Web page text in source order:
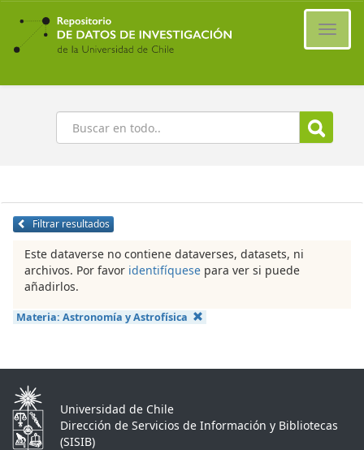
Ir
contenido
principal
Buscar
Filtrar resultados
Este dataverse no contiene dataverses, datasets, ni
archivos. Por favor identifíquese para ver si puede
añadirlos.
Materia: Astronomía y Astrofísica
Universidad de Chile
Dirección de Servicios de Información y Bibliotecas
(SISIB)